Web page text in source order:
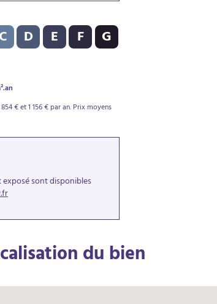
de gaz à effet de serre (GES) : B - 10 kgeqCO2/m².an
C D E F G
€ et 1 156 € par an. Prix moyens
sont disponibles
du bien